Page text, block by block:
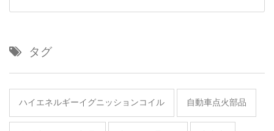
タグ
ハイエネルギーイグニッションコイル 自動車点火部品